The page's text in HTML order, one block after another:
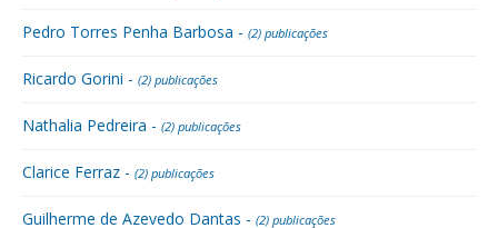
Pedro Torres Penha Barbosa - (2) publicações
Ricardo Gorini - (2) publicações
Nathalia Pedreira - (2) publicações
Clarice Ferraz - (2) publicações
Guilherme de Azevedo Dantas - (2) publicações